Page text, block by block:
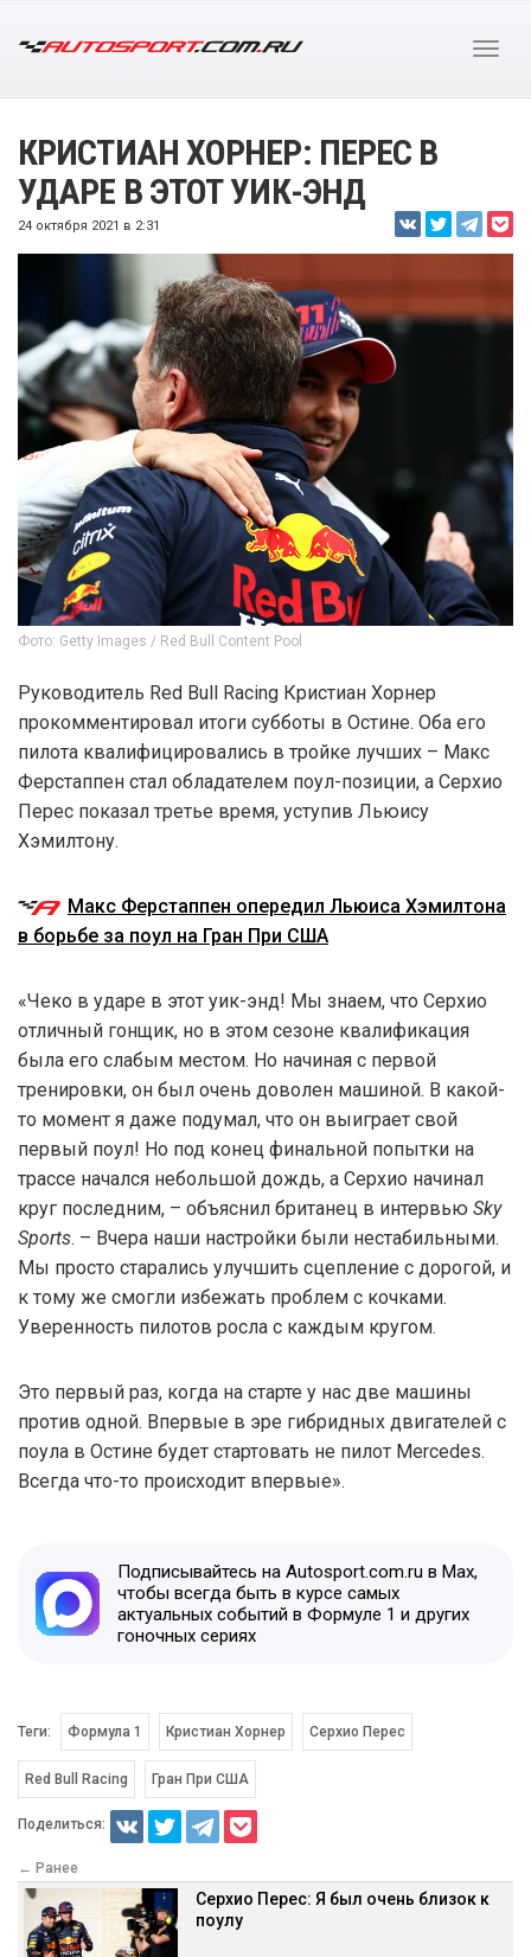
КРИСТИАН ХОРНЕР: ПЕРЕС В
УДАРЕ В ЭТОТ УИК-ЭНД
24 октября 2021 в 2:31
Фото: Getty Images / Red Bull Content Pool
Руководитель Red Bull Racing Кристиан Хорнер
прокомментировал итоги субботы в Остине. Оба его
пилота квалифицировались в тройке лучших – Макс
Ферстаппен стал обладателем поул-позиции, а Серхио
Перес показал третье время, уступив Льюису
Хэмилтону.
Макс Ферстаппен опередил Льюиса Хэмилтона
в борьбе за поул на Гран При США
«Чеко в ударе в этот уик-энд! Мы знаем, что Серхио
отличный гонщик, но в этом сезоне квалификация
была его слабым местом. Но начиная с первой
тренировки, он был очень доволен машиной. В какой-
то момент я даже подумал, что он выиграет свой
первый поул! Но под конец финальной попытки на
трассе начался небольшой дождь, а Серхио начинал
круг последним, – объяснил британец в интервью Sky
Sports. – Вчера наши настройки были нестабильными.
Мы просто старались улучшить сцепление с дорогой, и
к тому же смогли избежать проблем с кочками.
Уверенность пилотов росла с каждым кругом.
Это первый раз, когда на старте у нас две машины
против одной. Впервые в эре гибридных двигателей с
поула в Остине будет стартовать не пилот Mercedes.
Всегда что-то происходит впервые».
Подписывайтесь на Autosport.com.ru в Max,
чтобы всегда быть в курсе самых
актуальных событий в Формуле 1 и других
гоночных сериях
Теги: Формула 1 Кристиан Хорнер Серхио Перес
Red Bull Racing Гран При США
Поделиться:
← Ранее
Серхио Перес: Я был очень близок к
поулу